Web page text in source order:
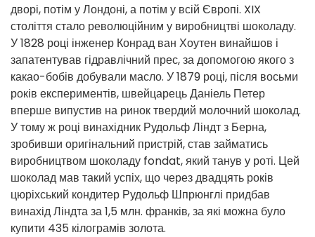
дворі, потім у Лондоні, а потім у всій Європі. XIX
століття стало революційним у виробництві шоколаду.
У 1828 році інженер Конрад ван Хоутен винайшов і
запатентував гідравлічний прес, за допомогою якого з
какао-бобів добували масло. У 1879 році, після восьми
років експериментів, швейцарець Даніель Петер
вперше випустив на ринок твердий молочний шоколад.
У тому ж році винахідник Рудольф Ліндт з Берна,
зробивши оригінальний пристрій, став займатись
виробництвом шоколаду fondat, який танув у роті. Цей
шоколад мав такий успіх, що через двадцять років
цюріхський кондитер Рудольф Шпрюнглі придбав
винахід Ліндта за 1,5 млн. франків, за які можна було
купити 435 кілограмів золота.